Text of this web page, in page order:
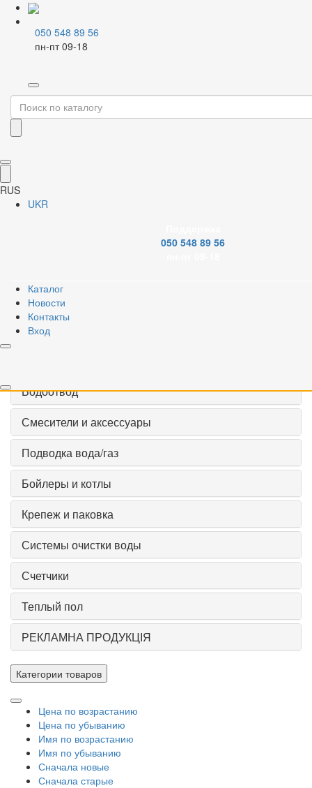
050 548 89 56
пн-пт 09-18
RUS
UKR
050 548 89 56
Каталог
Новости
Контакты
Вход
Главная Каталог
Резьбовые фитинги
Радиаторы
Насосная техника
Водоотвод
Смесители и аксессуары
Подводка вода/газ
Бойлеры и котлы
Крепеж и паковка
Системы очистки воды
Счетчики
Теплый пол
РЕКЛАМНА ПРОДУКЦІЯ
Категории товаров
Цена по возрастанию
Цена по убыванию
Имя по возрастанию
Имя по убыванию
Сначала новые
Сначала старые